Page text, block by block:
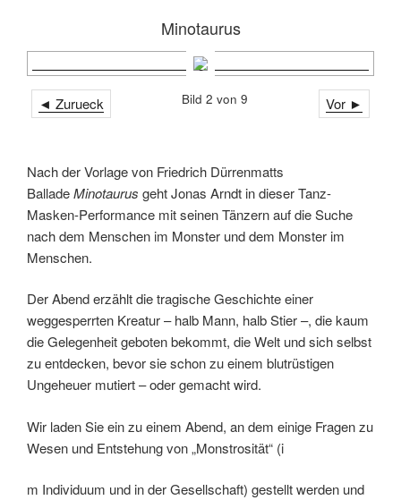
Minotaurus
◄ Zurueck Vor ►
Bild 2 von 9
Nach der Vorlage von Friedrich Dürrenmatts
BalladeMinotaurus geht Jonas Arndt in dieser Tanz-
Masken-Performance mit seinen Tänzern auf die Suche
nach dem Menschen im Monster und dem Monster im
Menschen.
Der Abend erzählt die tragische Geschichte einer
weggesperrten Kreatur – halb Mann, halb Stier –, die kaum
die Gelegenheit geboten bekommt, die Welt und sich selbst
zu entdecken, bevor sie schon zu einem blutrüstigen
Ungeheuer mutiert – oder gemacht wird.
Wir laden Sie ein zu einem Abend, an dem einige Fragen zu
Wesen und Entstehung von „Monstrosität“ (i
m Individuum und in der Gesellschaft) gestellt werden und